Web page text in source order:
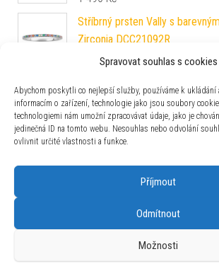
Spravovat souhlas s cookies
Abychom poskytli co nejlepší služby, používáme k
informacím o zařízení, technologie jako jsou soubory
technologiemi nám umožní zpracovávat údaje, jako je
jedinečná ID na tomto webu. Nesouhlas nebo odvolání
ovlivnit určité vlastnosti a funkce.
Příjmout
Odmítnout
Možnosti
Stříbrný prsten Vally s
Zirconia DCC21092R
1 490Kč
DCC8046OB
1 290 Kč
L´AMOUR snubní prsten z
Používáme WordPress (v češtině).